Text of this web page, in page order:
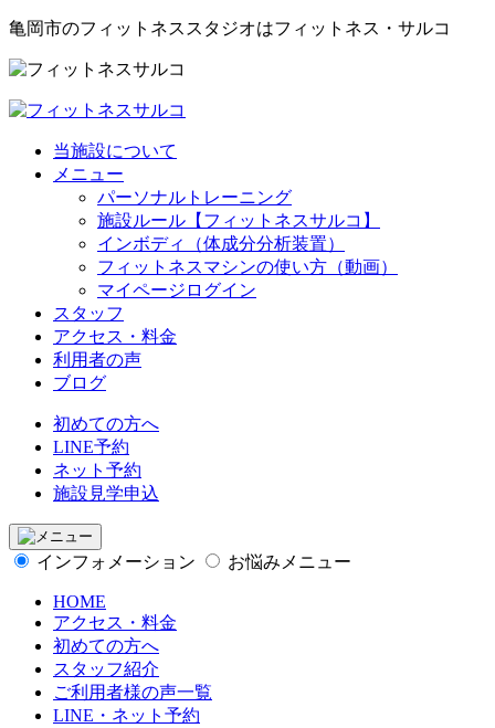
亀岡市のフィットネススタジオはフィットネス・サルコ
当施設について
メニュー
パーソナルトレーニング
施設ルール【フィットネスサルコ】
インボディ（体成分分析装置）
フィットネスマシンの使い方（動画）
マイページログイン
スタッフ
アクセス・料金
利用者の声
ブログ
初めての方へ
LINE予約
ネット予約
施設見学申込
インフォメーション お悩みメニュー
HOME
アクセス・料金
初めての方へ
スタッフ紹介
ご利用者様の声一覧
LINE・ネット予約